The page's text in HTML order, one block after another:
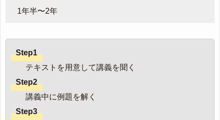
1年半〜2年
Step1
テキストを用意して講義を聞く
Step2
講義中に例題を解く
Step3